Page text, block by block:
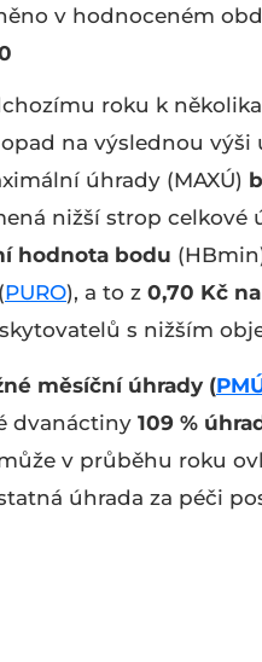
v hodnoceném
roku k
na výslednou
úhrady (MAXÚ)
nižší strop
hodnota bodu
PURO), a to z 0,70 Kč
s nižším
měsíční úhrady (
dvanáctiny 109 %
v průběhu roku
úhrada za péči